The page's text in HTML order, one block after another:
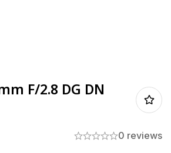
F/2.8 DG DN
0 reviews